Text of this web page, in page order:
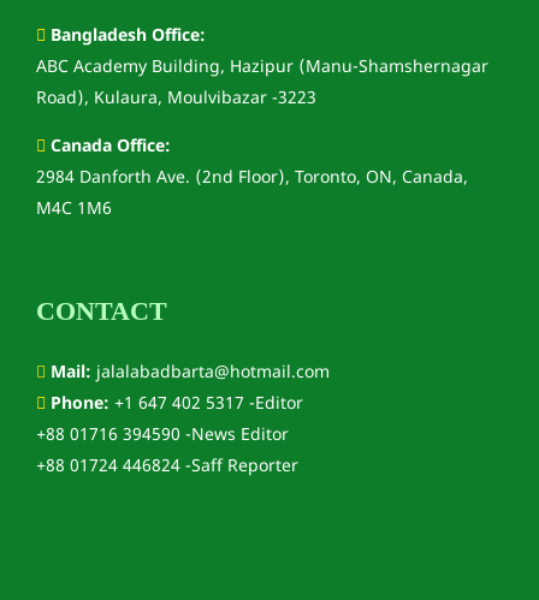
Bangladesh Office:
ABC Academy Building, Hazipur (Manu-Shamshernagar
Road), Kulaura, Moulvibazar -3223
Canada Office:
2984 Danforth Ave. (2nd Floor), Toronto, ON, Canada,
M4C 1M6
CONTACT
Mail: jalalabadbarta@hotmail.com
Phone: +1 647 402 5317 -Editor
+88 01716 394590 -News Editor
+88 01724 446824 -Saff Reporter